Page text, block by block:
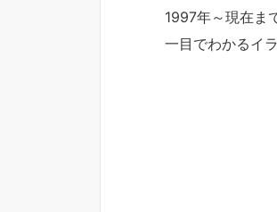
1997年～現在ま
一目でわかるイ